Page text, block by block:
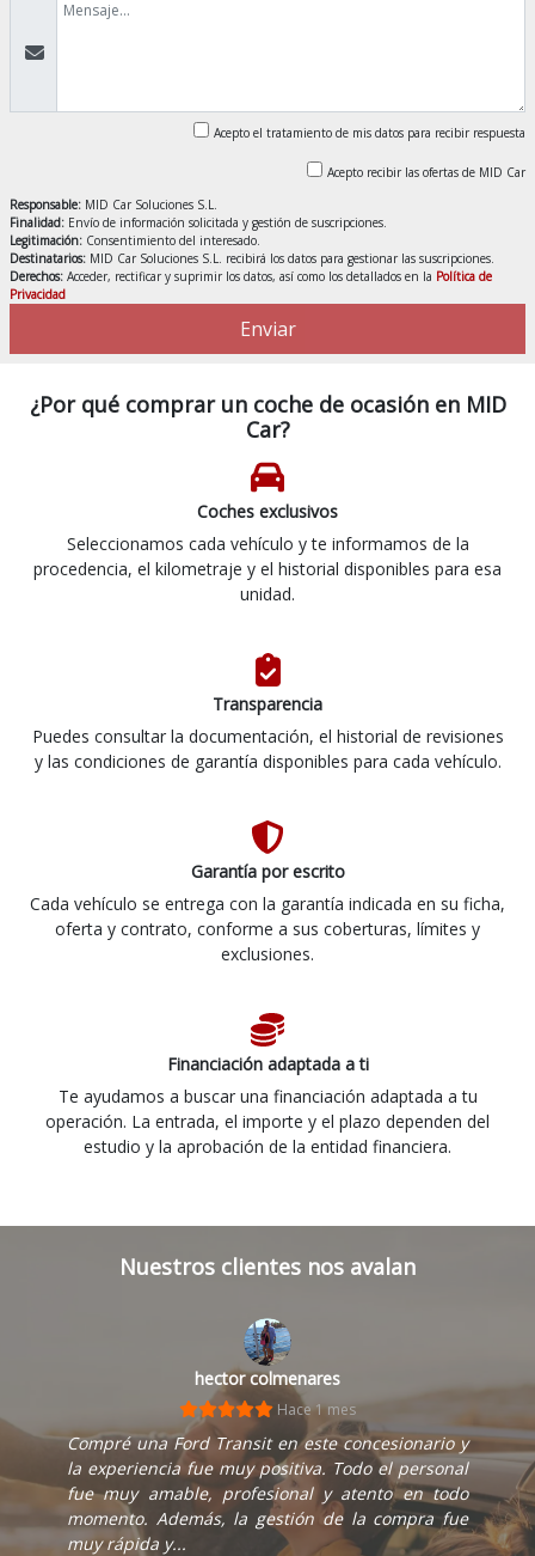
Acepto el tratamiento de mis datos para recibir respuesta
Acepto recibir las ofertas de MID Car
Responsable: MID Car Soluciones S.L.
Finalidad: Envío de información solicitada y gestión de suscripciones.
Legitimación: Consentimiento del interesado.
Destinatarios: MID Car Soluciones S.L. recibirá los datos para gestionar las suscripciones.
Derechos: Acceder, rectificar y suprimir los datos, así como los detallados en la Política de
Privacidad
Enviar
¿Por qué comprar un coche de ocasión en MID
Car?
Coches exclusivos
Seleccionamos cada vehículo y te informamos de la
procedencia, el kilometraje y el historial disponibles para esa
unidad.
Transparencia
Puedes consultar la documentación, el historial de revisiones
y las condiciones de garantía disponibles para cada vehículo.
Garantía por escrito
Cada vehículo se entrega con la garantía indicada en su ficha,
oferta y contrato, conforme a sus coberturas, límites y
exclusiones.
Financiación adaptada a ti
Te ayudamos a buscar una financiación adaptada a tu
operación. La entrada, el importe y el plazo dependen del
estudio y la aprobación de la entidad financiera.
Nuestros clientes nos avalan
hector colmenares
Hace 1 mes
Compré una Ford Transit en este concesionario y
la experiencia fue muy positiva. Todo el personal
fue muy amable, profesional y atento en todo
momento. Además, la gestión de la compra fue
muy rápida y...